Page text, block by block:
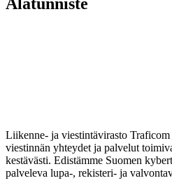
Alatunniste
Liikenne- ja viestintävirasto Traficom
viestinnän yhteydet ja palvelut
kestävästi. Edistämme Suomen
palveleva lupa-, rekisteri- ja